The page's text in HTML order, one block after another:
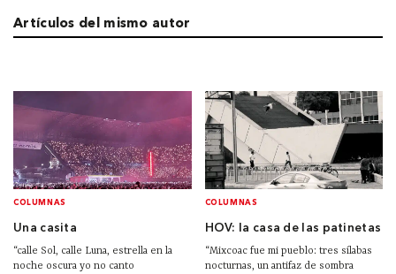
Artículos del mismo autor
COLUMNAS
Una casita
“calle Sol, calle Luna, estrella en la
noche oscura yo no canto
COLUMNAS
HOV: la casa de las patinetas
“Mixcoac fue mi pueblo: tres sílabas
nocturnas, un antifaz de sombra